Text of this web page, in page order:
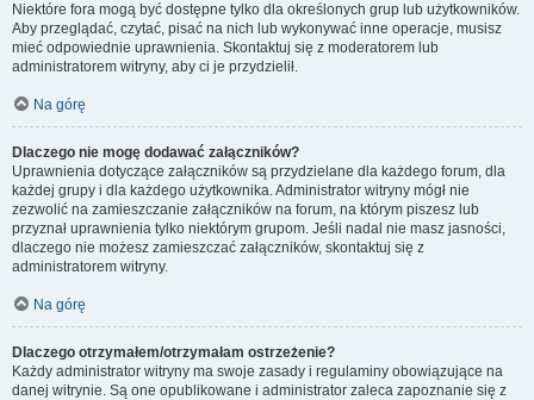
Niektóre fora mogą być dostępne tylko dla określonych grup lub użytkowników.
Aby przeglądać, czytać, pisać na nich lub wykonywać inne operacje, musisz
mieć odpowiednie uprawnienia. Skontaktuj się z moderatorem lub
administratorem witryny, aby ci je przydzielił.
Na górę
Dlaczego nie mogę dodawać załączników?
Uprawnienia dotyczące załączników są przydzielane dla każdego forum, dla
każdej grupy i dla każdego użytkownika. Administrator witryny mógł nie
zezwolić na zamieszczanie załączników na forum, na którym piszesz lub
przyznał uprawnienia tylko niektórym grupom. Jeśli nadal nie masz jasności,
dlaczego nie możesz zamieszczać załączników, skontaktuj się z
administratorem witryny.
Na górę
Dlaczego otrzymałem/otrzymałam ostrzeżenie?
Każdy administrator witryny ma swoje zasady i regulaminy obowiązujące na
danej witrynie. Są one opublikowane i administrator zaleca zapoznanie się z